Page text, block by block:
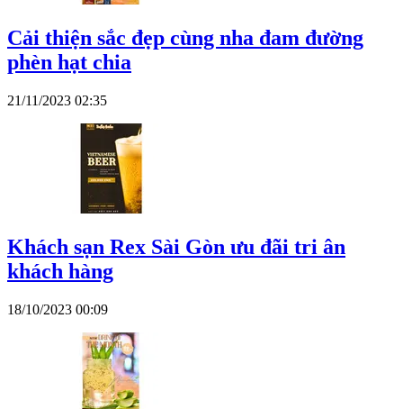
Cải thiện sắc đẹp cùng nha đam đường
phèn hạt chia
21/11/2023 02:35
Khách sạn Rex Sài Gòn ưu đãi tri ân
khách hàng
18/10/2023 00:09